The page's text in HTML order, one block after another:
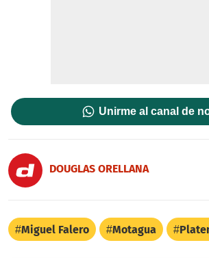
Unirme al canal de
DOUGLAS ORELLANA
Miguel Falero Motagua